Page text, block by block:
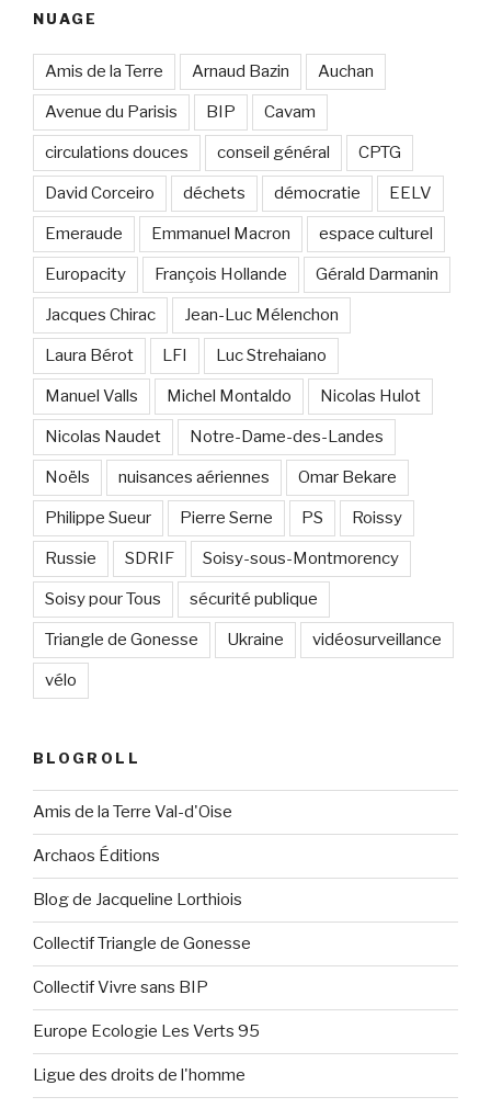
NUAGE
Amis de la Terre Arnaud Bazin Auchan
Avenue du Parisis BIP Cavam
circulations douces conseil général CPTG
David Corceiro déchets démocratie EELV
Emeraude Emmanuel Macron espace culturel
Europacity François Hollande Gérald Darmanin
Jacques Chirac Jean-Luc Mélenchon
Laura Bérot LFI Luc Strehaiano
Manuel Valls Michel Montaldo Nicolas Hulot
Nicolas Naudet Notre-Dame-des-Landes
Noëls nuisances aériennes Omar Bekare
Philippe Sueur Pierre Serne PS Roissy
Russie SDRIF Soisy-sous-Montmorency
Soisy pour Tous sécurité publique
Triangle de Gonesse Ukraine vidéosurveillance
vélo
BLOGROLL
Amis de la Terre Val-d'Oise
Archaos Éditions
Blog de Jacqueline Lorthiois
Collectif Triangle de Gonesse
Collectif Vivre sans BIP
Europe Ecologie Les Verts 95
Ligue des droits de l'homme